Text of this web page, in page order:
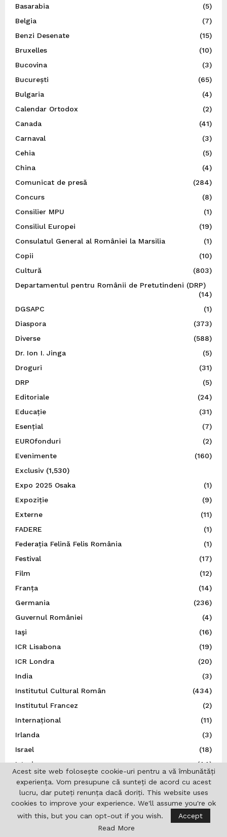
Basarabia
(5)
Belgia
(7)
Benzi Desenate
(15)
Bruxelles
(10)
Bucovina
(3)
București
(65)
Bulgaria
(4)
Calendar Ortodox
(2)
Canada
(41)
Carnaval
(3)
Cehia
(5)
China
(4)
Comunicat de presă
(284)
Concurs
(8)
Consilier MPU
(1)
Consiliul Europei
(19)
Consulatul General al României la Marsilia
(1)
Copii
(10)
Cultură
(803)
Departamentul pentru Românii de Pretutindeni (DRP)
(14)
DGSAPC
(1)
Diaspora
(373)
Diverse
(588)
Dr. Ion I. Jinga
(5)
Droguri
(31)
DRP
(5)
Editoriale
(24)
Educație
(31)
Esențial
(7)
EUROfonduri
(2)
Evenimente
(160)
Exclusiv(1,530)
Expo 2025 Osaka
(1)
Expoziție
(9)
Externe
(11)
FADERE
(1)
Federația Felină Felis România
(1)
Festival
(17)
Film
(12)
Franța
(14)
Germania
(236)
Guvernul României
(4)
Iaşi
(16)
ICR Lisabona
(19)
ICR Londra
(20)
India
(3)
Institutul Cultural Român
(434)
Institutul Francez
(2)
Internațional
(11)
Irlanda
(3)
Israel
(18)
Istorie
(44)
(79)
Japonia
(14)
Jurnalistică
(7)
Liga Scriitorilor Români
(21)
Acest site web folosește cookie-uri pentru a vă îmbunătăți
experiența. Vom presupune că sunteți de acord cu acest
lucru, dar puteți renunța dacă doriți. This website uses
cookies to improve your experience. We'll assume you're ok
with this, but you can opt-out if you wish.
Accept
Read More